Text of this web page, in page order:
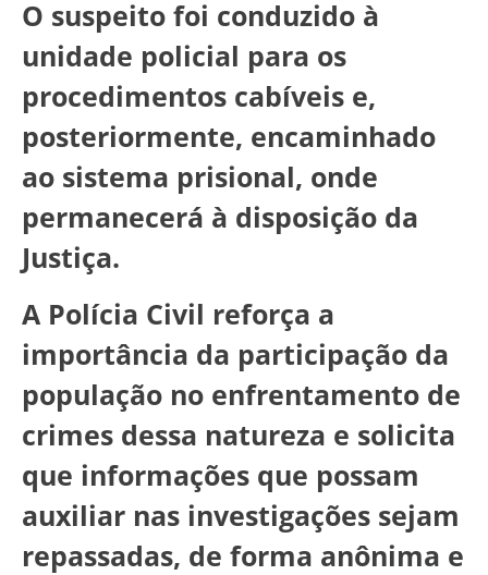
O suspeito foi conduzido à
unidade policial para os
procedimentos cabíveis e,
posteriormente, encaminhado
ao sistema prisional, onde
permanecerá à disposição da
Justiça.
A Polícia Civil reforça a
importância da participação da
população no enfrentamento de
crimes dessa natureza e solicita
que informações que possam
auxiliar nas investigações sejam
repassadas, de forma anônima e